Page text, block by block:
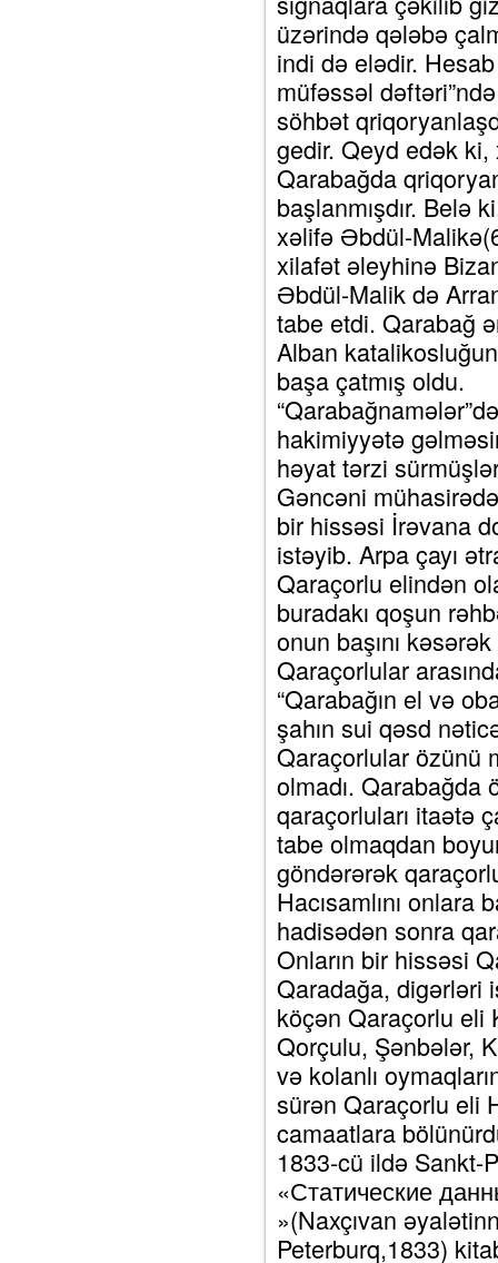
üzərində qələbə
indi də elədir.
müfəssəl
söhbət
gedir. Qeyd edək ki,
Qarabağda
başlanmışdır. Belə
xəlifə Əbdül-
xilafət əleyhinə
Əbdül-Malik də
tabe etdi. Qarabağ
Alban
başa çatmış oldu.
hakimiyyətə
həyat tərzi
Gəncəni
bir hissəsi İrəvana
istəyib. Arpa çayı
Qaraçorlu elindən
buradakı qoşun
onun başını
Qaraçorlular
“Qarabağın el və
şahın sui qəsd
Qaraçorlular özünü
olmadı. Qarabağda
qaraçorluları itaətə
tabe olmaqdan
göndərərək
Hacısamlını onlara
hadisədən sonra
Onların bir hissəsi
Qaradağa, digərləri
köçən Qaraçorlu eli
Qorçulu, Şənbələr,
və kolanlı
sürən Qaraçorlu eli
camaatlara
1833-cü ildə Sankt-
«Статические
»(Naxçıvan
Peterburq,1833)